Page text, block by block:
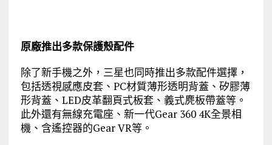
原廠推出多款保護殼配件
除了新手機之外，三星也同時推出多款配件選擇，
包括透視感應皮套、PC材質薄形透明背蓋、矽膠薄
形背蓋、LED皮革翻頁式板套、義式麂板帶蓋等。
此外還有無線充電座、新一代Gear 360 4K全景相
機、含遙控器的Gear VR等。